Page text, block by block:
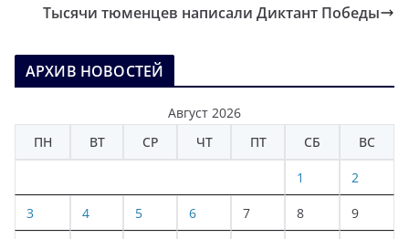
Тысячи тюменцев написали Диктант Победы
АРХИВ НОВОСТЕЙ
Август 2026
ПН
ВТ СР ЧТ ПТ СБ ВС
1 2
3 4 5 6 7 8 9